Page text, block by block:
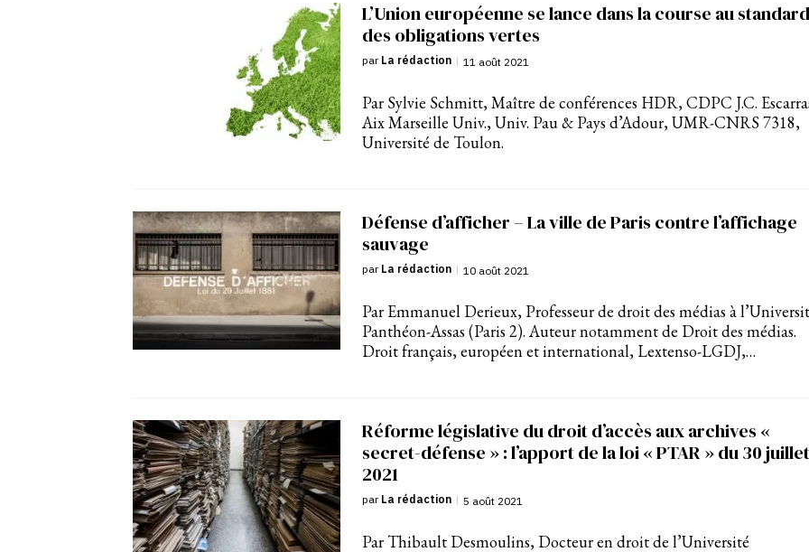
L’Union européenne se lance dans la course au standard
des obligations vertes
par La rédaction | 11 août 2021
Par Sylvie Schmitt, Maître de conférences HDR, CDPC J.C.
Aix Marseille Univ., Univ. Pau & Pays d’Adour, UMR-CNRS 7318,
Université de Toulon.
Défense d’afficher – La ville de Paris contre l’affichage
sauvage
par La rédaction | 10 août 2021
Par Emmanuel Derieux, Professeur de droit des médias à
Panthéon-Assas (Paris 2). Auteur notamment de Droit des médias.
Droit français, européen et international, Lextenso-LGDJ,…
Réforme législative du droit d’accès aux archives «
secret-défense » : l’apport de la loi « PTAR » du 30 juillet
2021
par La rédaction | 5 août 2021
Par Thibault Desmoulins, Docteur en droit de l’Université